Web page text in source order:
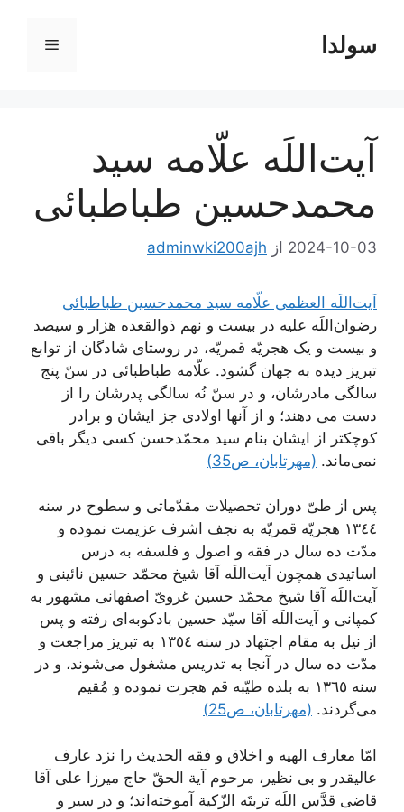
محتواسولدا فهرست
آیت‌اللَه علّامه سید
محمدحسین طباطبائی
2024-10-03 از adminwki200ajh
آیت‌اللَه العظمی علّامه سید محمدحسین طباطبائی
رضوان‌اللَه ‌علیه در بيست و نهم ذوالقعده هزار و سيصد
و بيست و يک هجريّه قمريّه، در روستاى شادگان از توابع
تبريز دیده به جهان گشود. علّامه طباطبائى‌ در سنّ پنج
سالگى مادرشان، و در سنّ نُه سالگى پدرشان را از
دست می دهند؛ و از آنها اولادى جز ایشان و برادر
كوچكتر از ایشان بنام‌ سید محمّدحسن‌ كسى دیگر باقى
نمى‌ماند. (مهرتابان، ص35)
پس از طىّ دوران تحصيلات مقدّماتى و سطوح در سنه
١٣٤٤ هجريّه قمريّه به نجف اشرف عزيمت نموده و
مدّت ده سال در فقه و اصول و فلسفه به درس
اساتيدى همچون آيت‌اللَه آقا شيخ محمّد حسين نائينى و
آيت‌اللَه آقا شيخ محمّد حسين غروىّ اصفهانى مشهور به
کمپانى و آيت‌اللَه آقا سيّد حسين بادکوبه‌اى ‌رفته و پس
از نيل به مقام اجتهاد در سنه ١٣٥٤ به تبريز مراجعت و
مدّت ده سال در آنجا به تدريس مشغول مى‌شوند، و در
سنه ١٣٦٥ به بلده طيّبه قم هجرت نموده و مُقيم
مى‌گردند. (مهرتابان، ص25)
امّا معارف الهیه و اخلاق و فقه الحدیث را نزد عارف
عالیقدر و بى نظیر، مرحوم آیة الحقّ‌ حاج میرزا على آقا
قاضى‌ قدَّس اللَه تربتَه الزّكیة آموخته‌اند؛ و در سیر و